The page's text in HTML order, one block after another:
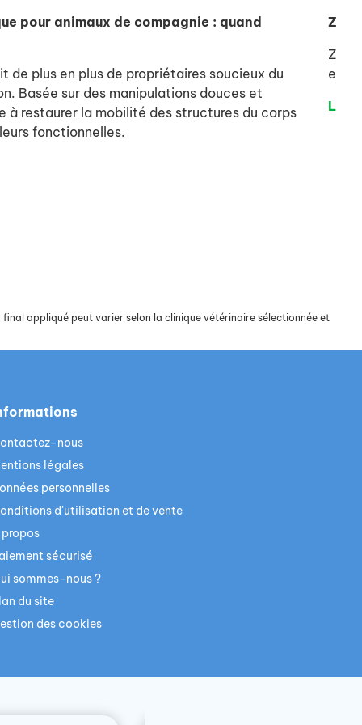
pour animaux de compagnie : quand
de plus en plus de propriétaires soucieux du
Basée sur des manipulations douces et
à restaurer la mobilité des structures du corps
fonctionnelles.
et
Lire
appliqué peut varier selon la clinique vétérinaire sélectionnée et
nous
légales
personnelles
d'utilisation et de vente
propos
sécurisé
sommes-nous ?
du site
des cookies